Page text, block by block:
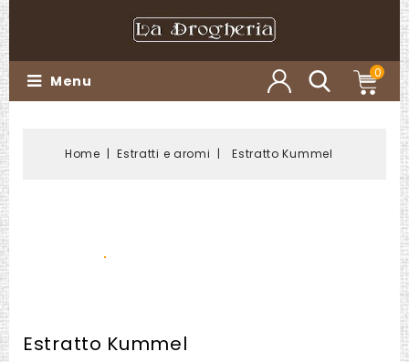
0
Menu
Home Estratti e aromi Estratto Kummel
Estratto Kummel